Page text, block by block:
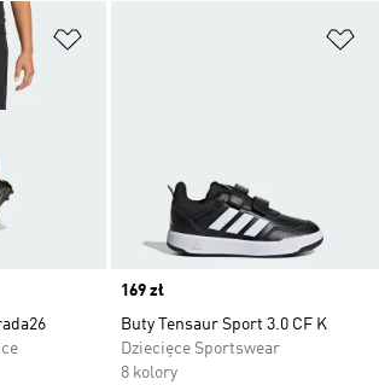
Price
169 zł
Buty Tensaur Sport 3.0 CF K
Dziecięce Sportswear
8 kolory